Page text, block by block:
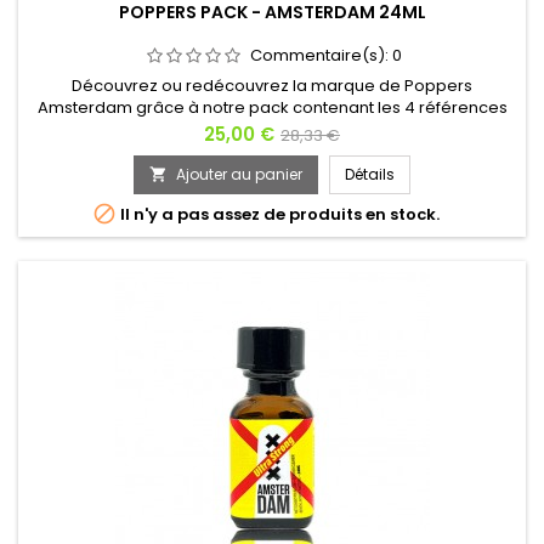
POPPERS PACK - AMSTERDAM 24ML
Commentaire(s): 0
Découvrez ou redécouvrez la marque de Poppers
Amsterdam grâce à notre pack contenant les 4 références
de ce produit. Que vous soyez amateur ou expert, ces 4
bouteilles de Poppers de 24ml sauront vous faire voyager,
en l'inhalant vous vous sentirez planer et ressentirez les
effets de cette ville de débauche comme si vous y étiez.
Aussi bien pour le sexe...
Prix
25,00 € Prix
de
base
28,33 €
 Ajouter au panier Détails
 Il n'y a pas assez de produits en stock.